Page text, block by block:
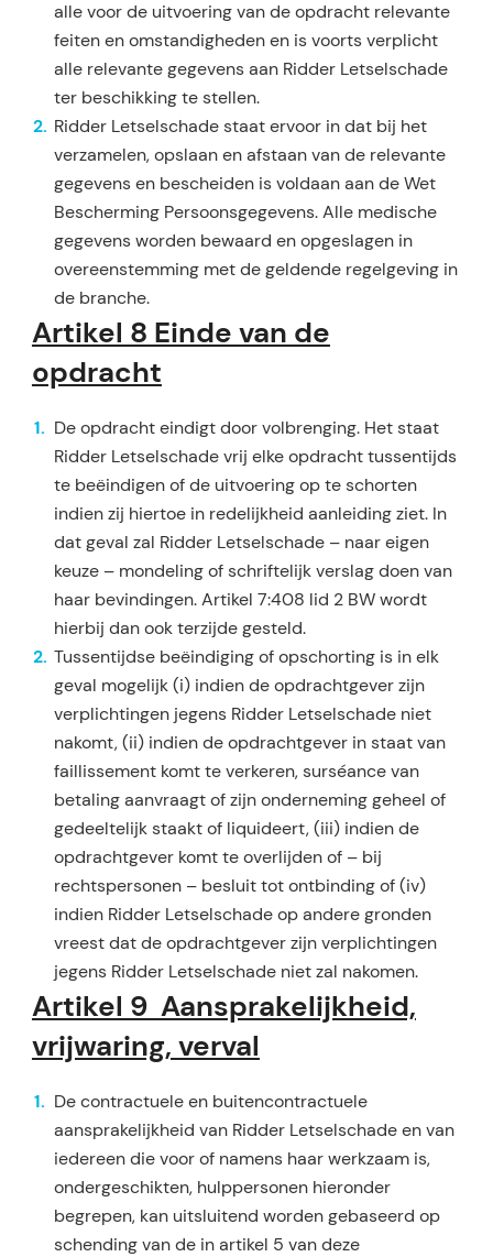
alle voor de uit­voering van de opdracht relevante
feiten en omstandigheden en is voorts verplicht
alle relevante gege­vens aan Ridder Letselschade
ter beschikking te stellen.
Ridder Letselschade staat ervoor in dat bij het
verzamelen, opslaan en afstaan van de relevante
gege­vens en bescheiden is voldaan aan de Wet
Bescherming Persoonsgegevens. Alle medische
gegevens worden bewaard en opgeslagen in
overeenstemming met de geldende regelgeving in
de branche.
Artikel 8 Einde van de
opdracht
De opdracht eindigt door volbrenging. Het staat
Ridder Letselschade vrij elke opdracht tussentijds
te beëindigen of de uitvoering op te schorten
indien zij hiertoe in redelijkheid aanleiding ziet. In
dat geval zal Ridder Letselschade – naar eigen
keuze – mondeling of schriftelijk verslag doen van
haar bevindin­gen. Artikel 7:408 lid 2 BW wordt
hierbij dan ook terzijde gesteld.
Tussentijdse beëindiging of opschorting is in elk
geval mogelijk (i) indien de opdrachtgever zijn
ver­plichtingen jegens Ridder Letselschade niet
nakomt, (ii) indien de opdrachtgever in staat van
faillisse­ment komt te verkeren, surséance van
betaling aanvraagt of zijn onderneming geheel of
gedeeltelijk staakt of liquideert, (iii) indien de
opdrachtgever komt te overlijden of – bij
rechtspersonen – besluit tot ontbinding of (iv)
indien Ridder Letselschade op andere gronden
vreest dat de op­drachtgever zijn ver­plichtingen
jegens Ridder Letselschade niet zal nakomen.
Artikel 9 Aansprakelijkheid,
vrijwaring, verval
De contractuele en buitencontractuele
aansprakelijkheid van Ridder Letselschade en van
iedereen die voor of namens haar werkzaam is,
ondergeschikten, hulppersonen hieronder
begrepen, kan uitsluitend worden gebaseerd op
schending van de in artikel 5 van deze